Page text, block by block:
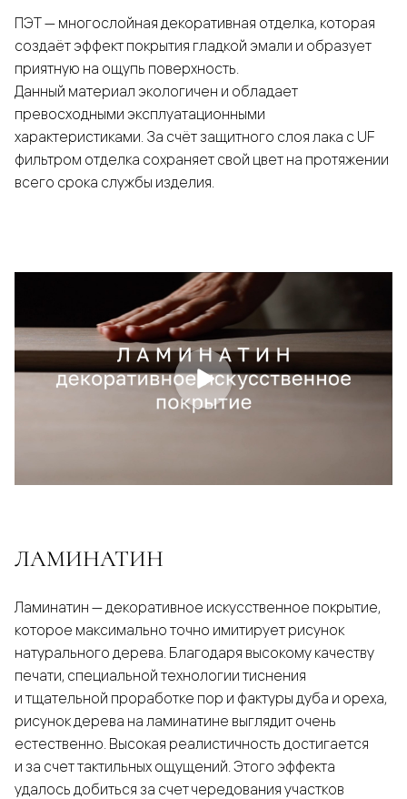
ПЭТ — многослойная декоративная отделка, которая
создаёт эффект покрытия гладкой эмали и образует
приятную на ощупь поверхность.
Данный материал экологичен и обладает
превосходными эксплуатационными
характеристиками. За счёт защитного слоя лака с UF
фильтром отделка сохраняет свой цвет на протяжении
всего срока службы изделия.
ЛАМИНАТИН
Ламинатин — декоративное искусственное покрытие,
которое максимально точно имитирует рисунок
натурального дерева. Благодаря высокому качеству
печати, специальной технологии тиснения
и тщательной проработке пор и фактуры дуба и ореха,
рисунок дерева на ламинатине выглядит очень
естественно. Высокая реалистичность достигается
и за счет тактильных ощущений. Этого эффекта
удалось добиться за счет чередования участков